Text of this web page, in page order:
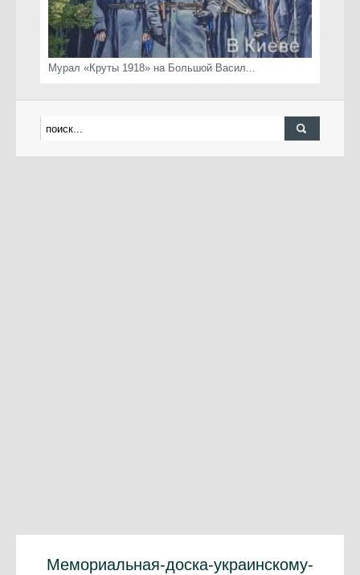
Мурал «Круты 1918» на Большой Васил...
Мемориальная-доска-украинскому-